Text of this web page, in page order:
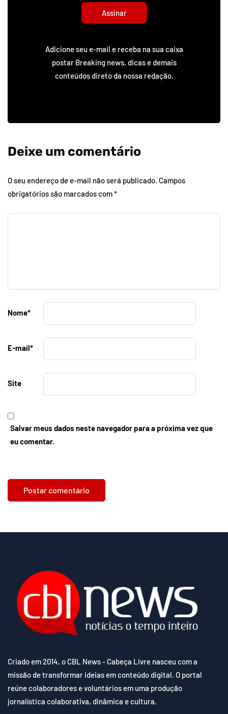
Assinar
Adicione seu e-mail e receba na sua caixa
postar Breaking news, dicas e demais
conteúdos direto da nossa redação.
Deixe um comentário
O seu endereço de e-mail não será publicado. Campos
obrigatórios são marcados com*
Nome*
E-mail*
Site
Salvar meus dados neste navegador para a próxima vez que
eu comentar.
Criado em 2014, o CBL News - Cabeça Livre nasceu com a
missão de transformar ideias em conteúdo digital. O portal
reúne colaboradores e voluntários em uma produção
jornalística colaborativa, dinâmica e cultura.